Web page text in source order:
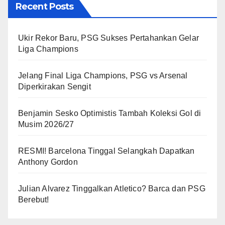
Recent Posts
Ukir Rekor Baru, PSG Sukses Pertahankan Gelar
Liga Champions
Jelang Final Liga Champions, PSG vs Arsenal
Diperkirakan Sengit
Benjamin Sesko Optimistis Tambah Koleksi Gol di
Musim 2026/27
RESMI! Barcelona Tinggal Selangkah Dapatkan
Anthony Gordon
Julian Alvarez Tinggalkan Atletico? Barca dan PSG
Berebut!